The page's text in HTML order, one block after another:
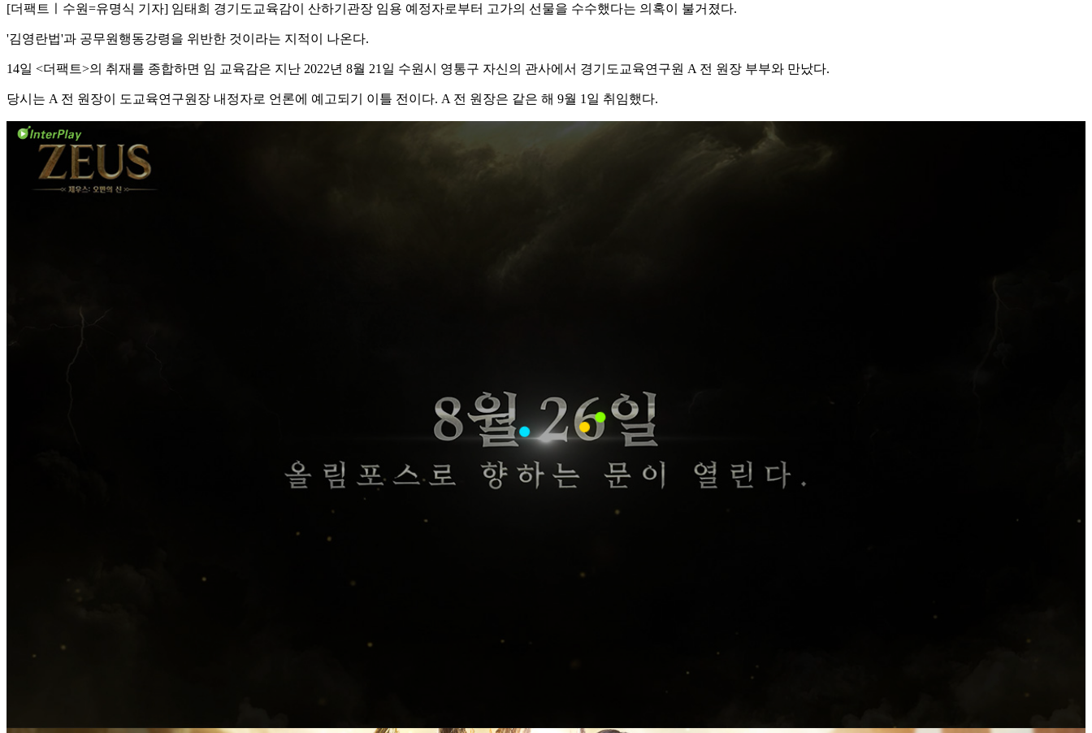
[더팩트ㅣ수원=유명식 기자] 임태희 경기도교육감이 산하기관장 임용 예정자로부터 고가의 선물을 수수했다는 의혹이 불거졌다.
'김영란법'과 공무원행동강령을 위반한 것이라는 지적이 나온다.
14일 <더팩트>의 취재를 종합하면 임 교육감은 지난 2022년 8월 21일 수원시 영통구 자신의 관사에서 경기도교육연구원 A 전 원장 부부와 만났다.
당시는 A 전 원장이 도교육연구원장 내정자로 언론에 예고되기 이틀 전이다. A 전 원장은 같은 해 9월 1일 취임했다.